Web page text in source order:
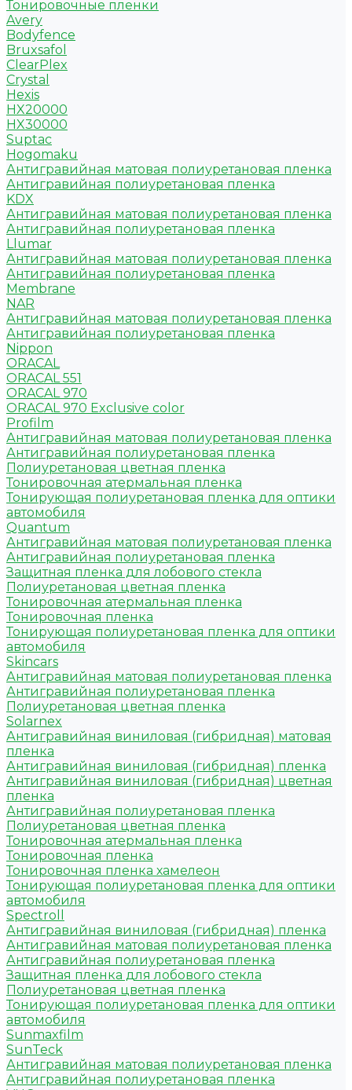
Тонировочные пленки
Avery
Bodyfence
Bruxsafol
ClearPlex
Crystal
Hexis
HX20000
HX30000
Suptac
Hogomaku
Антигравийная матовая полиуретановая пленка
Антигравийная полиуретановая пленка
KDX
Антигравийная матовая полиуретановая пленка
Антигравийная полиуретановая пленка
Llumar
Антигравийная матовая полиуретановая пленка
Антигравийная полиуретановая пленка
Membrane
NAR
Антигравийная матовая полиуретановая пленка
Антигравийная полиуретановая пленка
Nippon
ORACAL
ORACAL 551
ORACAL 970
ORACAL 970 Exclusive color
Profilm
Антигравийная матовая полиуретановая пленка
Антигравийная полиуретановая пленка
Полиуретановая цветная пленка
Тонировочная атермальная пленка
Тонирующая полиуретановая пленка для оптики
автомобиля
Quantum
Антигравийная матовая полиуретановая пленка
Антигравийная полиуретановая пленка
Защитная пленка для лобового стекла
Полиуретановая цветная пленка
Тонировочная атермальная пленка
Тонировочная пленка
Тонирующая полиуретановая пленка для оптики
автомобиля
Skincars
Антигравийная матовая полиуретановая пленка
Антигравийная полиуретановая пленка
Полиуретановая цветная пленка
Solarnex
Антигравийная виниловая (гибридная) матовая
пленка
Антигравийная виниловая (гибридная) пленка
Антигравийная виниловая (гибридная) цветная
пленка
Антигравийная полиуретановая пленка
Полиуретановая цветная пленка
Тонировочная атермальная пленка
Тонировочная пленка
Тонировочная пленка хамелеон
Тонирующая полиуретановая пленка для оптики
автомобиля
Spectroll
Антигравийная виниловая (гибридная) пленка
Антигравийная матовая полиуретановая пленка
Антигравийная полиуретановая пленка
Защитная пленка для лобового стекла
Полиуретановая цветная пленка
Тонирующая полиуретановая пленка для оптики
автомобиля
Sunmaxfilm
SunTeck
Антигравийная матовая полиуретановая пленка
Антигравийная полиуретановая пленка